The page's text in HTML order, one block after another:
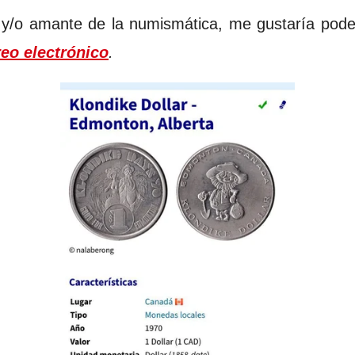
o amante de la numismática, me gustaría
electrónico.